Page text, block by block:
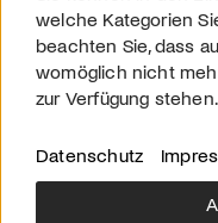
welche Kategorien
beachten Sie, dass
womöglich nicht
zur Verfügung stehen.
Datenschutz